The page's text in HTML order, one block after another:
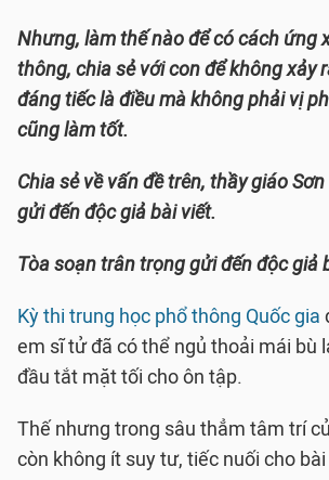
Nhưng, làm thế nào để có cách ứng
thông, chia sẻ với con để không xảy
đáng tiếc là điều mà không phải vị
cũng làm tốt.
Chia sẻ về vấn đề trên, thầy giáo
gửi đến độc giả bài viết.
Tòa soạn trân trọng gửi đến độc giả
Kỳ thi trung học phổ thông Quốc gia
em sĩ tử đã có thể ngủ thoải mái bù
đầu tắt mặt tối cho ôn tập.
Thế nhưng trong sâu thẳm tâm trí
còn không ít suy tư, tiếc nuối cho